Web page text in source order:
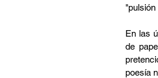
En las
de
poesía